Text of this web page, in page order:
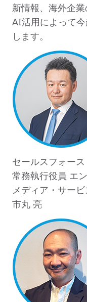
新情報、海外企
AI活用によって
します。
セールスフォー
常務執行役員 エ
メディア・サー
市丸 亮